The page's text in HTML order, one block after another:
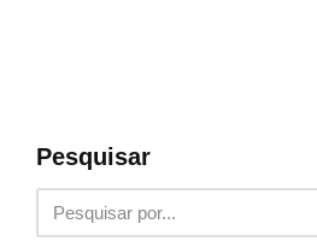
Pesquisar